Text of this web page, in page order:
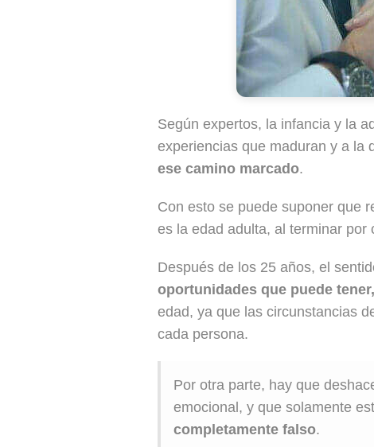
Según expertos, la infancia y la
experiencias que maduran y a la
ese camino marcado.
Con esto se puede suponer que
es la edad adulta, al terminar
Después de los 25 años, el
oportunidades que puede
edad, ya que las circunstancias
cada persona.
Por otra parte, hay que
emocional, y que solamente
completamente falso.